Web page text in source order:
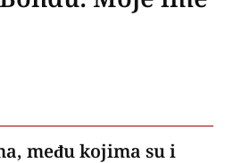
među kojima su i